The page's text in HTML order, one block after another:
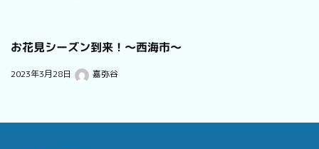
お花見シーズン到来！〜西海市〜
2023年3月28日 嘉弥谷